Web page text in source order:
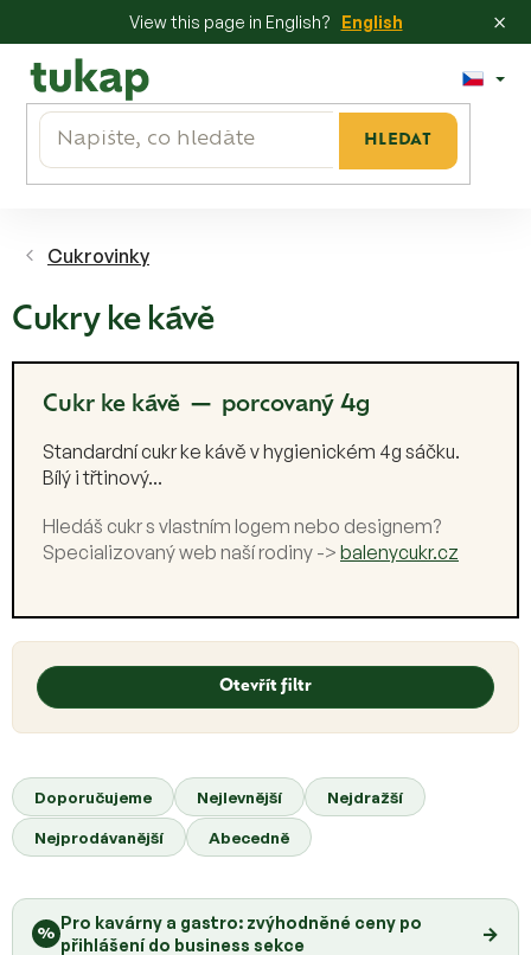
View this page in English? English ×
obsah
HLEDAT
Cukrovinky
Cukry ke kávě
Cukr ke kávě — porcovaný 4g
Standardní cukr ke kávě v hygienickém 4g sáčku.
Bílý i třtinový...
Hledáš cukr s vlastním logem nebo designem?
Specializovaný web naší rodiny -> balenycukr.cz
a
z
e
í
Doporučujeme Nejlevnější
Nejdražší
Nejprodávanější
Abecedně
Otevřít filtr
V
i
p
r
o
d
k
%
Pro kavárny a gastro: zvýhodněné ceny po
přihlášení do business sekce
→